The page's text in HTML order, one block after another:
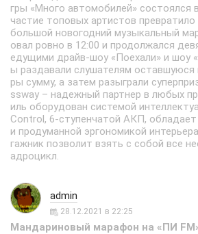
гры «Много автомобилей» состоялся
частие топовых артистов
большой новогодний музыкальный
овал ровно в 12:00 и продолжался
едущими драйв-шоу «Поехали» и шоу
ы раздавали слушателям
ры сумму, а затем разыграли
ssway – надежный партнер в любых
иль оборудован системой
Control, 6-ступенчатой АКП,
и продуманной эргономикой
гажник позволит взять с собой все
адроцикл.
admin
28.12.2021 в 22:25
Мандариновый марафон на «ПИ